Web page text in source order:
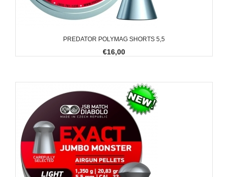
PREDATOR POLYMAG SHORTS 5,5
€16,00